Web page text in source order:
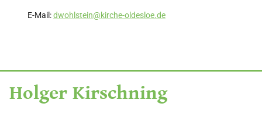
E-Mail:dwohlstein@kirche-oldesloe.de
Holger Kirschning